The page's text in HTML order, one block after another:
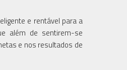
e rentável para a
além de sentirem-se
e nos resultados de